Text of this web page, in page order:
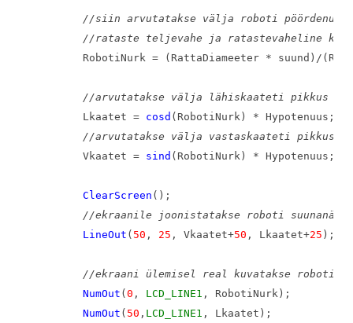
//siin arvutatakse välja roboti
//rataste teljevahe ja ratastevaheline
RobotiNurk = (RattaDiameeter * suund)/
//arvutatakse välja lähiskaateti pikkus
Lkaatet = cosd (RobotiNurk) * Hypotenuus;
//arvutatakse välja vastaskaateti pikkus
Vkaatet = sind (RobotiNurk) * Hypotenuus;
ClearScreen ();
//ekraanile joonistatakse roboti
LineOut ( 50 , 25 , Vkaatet+50 , Lkaatet+25 );
//ekraani ülemisel real kuvatakse roboti
NumOut ( 0 , LCD_LINE1 , RobotiNurk);
NumOut ( 50 , LCD_LINE1 , Lkaatet);